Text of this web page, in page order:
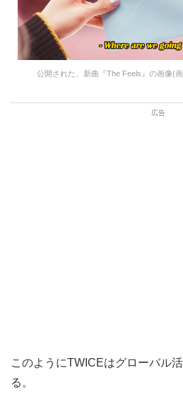
公開された、新曲『The Feels』の画像(
このようにTWICEはグローバル
る。